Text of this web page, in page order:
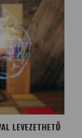
LEVEZETHETŐ